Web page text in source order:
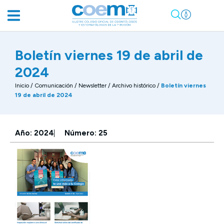
Boletín viernes 19 de abril de
2024
Inicio / Comunicación / Newsletter / Archivo histórico / Boletín viernes
19 de abril de 2024
Año: 2024 Número: 25